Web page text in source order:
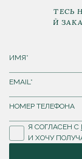
ПОДПИШИТЕСЬ
НА ПЕРВЫЙ
Я СОГЛАСЕН С
И ХОЧУ